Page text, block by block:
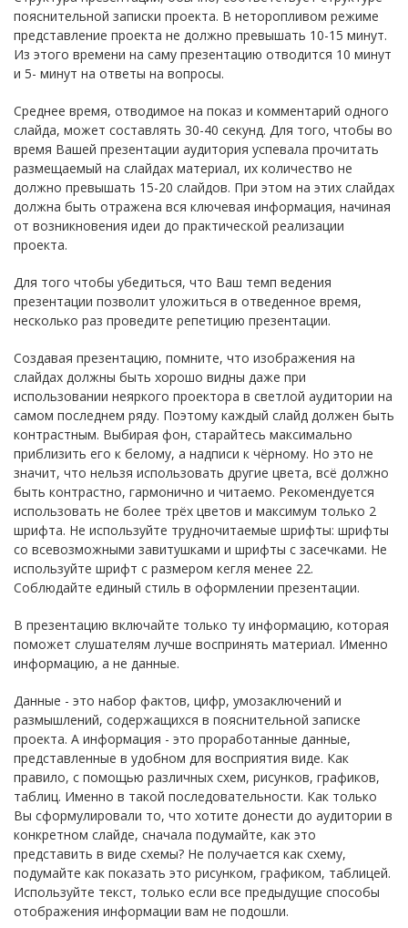
пояснительной записки проекта. В неторопливом режиме
представление проекта не должно превышать 10-15 минут.
Из этого времени на саму презентацию отводится 10 минут
и 5- минут на ответы на вопросы.
Среднее время, отводимое на показ и комментарий одного
слайда, может составлять 30-40 секунд. Для того, чтобы во
время Вашей презентации аудитория успевала прочитать
размещаемый на слайдах материал, их количество не
должно превышать 15-20 слайдов. При этом на этих слайдах
должна быть отражена вся ключевая информация, начиная
от возникновения идеи до практической реализации
проекта.
Для того чтобы убедиться, что Ваш темп ведения
презентации позволит уложиться в отведенное время,
несколько раз проведите репетицию презентации.
Создавая презентацию, помните, что изображения на
слайдах должны быть хорошо видны даже при
использовании неяркого проектора в светлой аудитории на
самом последнем ряду. Поэтому каждый слайд должен быть
контрастным. Выбирая фон, старайтесь максимально
приблизить его к белому, а надписи к чёрному. Но это не
значит, что нельзя использовать другие цвета, всё должно
быть контрастно, гармонично и читаемо. Рекомендуется
использовать не более трёх цветов и максимум только 2
шрифта. Не используйте трудночитаемые шрифты: шрифты
со всевозможными завитушками и шрифты с засечками. Не
используйте шрифт с размером кегля менее 22.
Соблюдайте единый стиль в оформлении презентации.
В презентацию включайте только ту информацию, которая
поможет слушателям лучше воспринять материал. Именно
информацию, а не данные.
Данные - это набор фактов, цифр, умозаключений и
размышлений, содержащихся в пояснительной записке
проекта. А информация - это проработанные данные,
представленные в удобном для восприятия виде. Как
правило, с помощью различных схем, рисунков, графиков,
таблиц. Именно в такой последовательности. Как только
Вы сформулировали то, что хотите донести до аудитории в
конкретном слайде, сначала подумайте, как это
представить в виде схемы? Не получается как схему,
подумайте как показать это рисунком, графиком, таблицей.
Используйте текст, только если все предыдущие способы
отображения информации вам не подошли.